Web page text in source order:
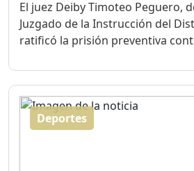
El juez Deiby Timoteo Peguero,
Juzgado de la Instrucción del
ratificó la prisión preventiva
Deportes